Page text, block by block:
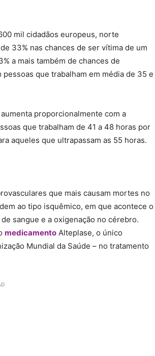
mil cidadãos europeus, norte
33% nas chances de ser vítima de um
a mais também de chances de
que trabalham em média de 35 e
proporcionalmente com a
que trabalham de 41 a 48 horas por
aqueles que ultrapassam as 55 horas.
que mais causam mortes no
ao tipo isquêmico, em que acontece o
sangue e a oxigenação no cérebro.
medicamento Alteplase, o único
Mundial da Saúde – no tratamento